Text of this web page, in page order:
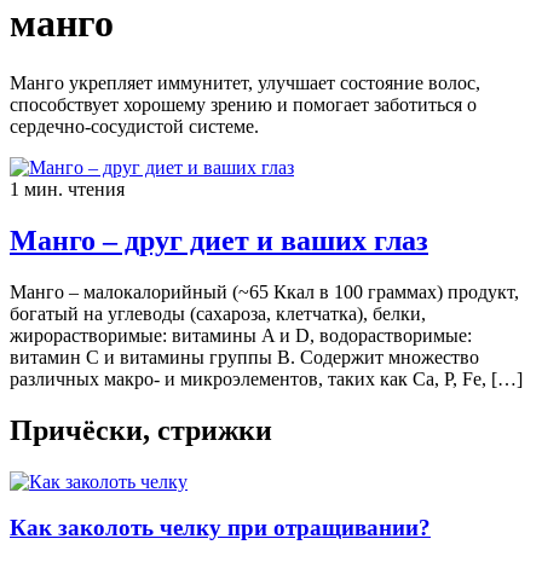
манго
Манго укрепляет иммунитет, улучшает состояние волос,
способствует хорошему зрению и помогает заботиться о
сердечно-сосудистой системе.
1 мин. чтения
Манго – друг диет и ваших глаз
Манго – малокалорийный (~65 Ккал в 100 граммах) продукт,
богатый на углеводы (сахароза, клетчатка), белки,
жирорастворимые: витамины A и D, водорастворимые:
витамин С и витамины группы B. Содержит множество
различных макро- и микроэлементов, таких как Ca, P, Fe, […]
Причёски, стрижки
Как заколоть челку при отращивании?